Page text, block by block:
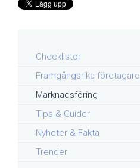
Checklistor
Framgångsrika företagare
Marknadsföring
Tips & Guider
Nyheter & Fakta
Trender